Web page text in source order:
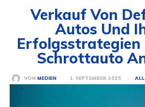
Verkauf Von
Autos Und
Erfolgsstrategien
Schrottauto
VON MEDIEN 1. SEPTEMBER 2025